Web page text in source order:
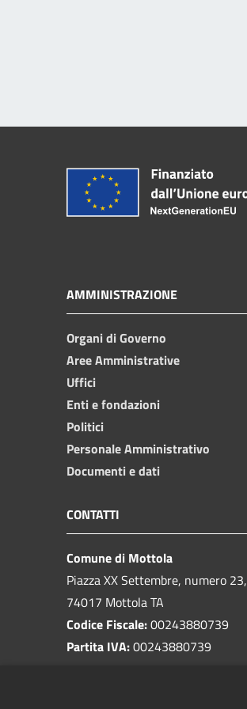
AMMINISTRAZIONE
Organi di Governo
Aree Amministrative
Uffici
Enti e fondazioni
Politici
Personale Amministrativo
Documenti e dati
CONTATTI
Comune di Mottola
Piazza XX Settembre, numero 23,
74017 Mottola TA
Codice Fiscale:00243880739
Partita IVA:00243880739